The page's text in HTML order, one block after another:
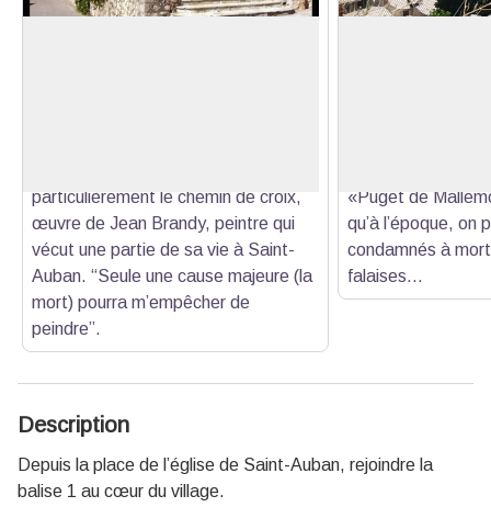
particulièrement le chemin de croix,
œuvre de Jean Brandy, peintre qui
vécut une partie de sa vie à Saint-
Auban. “Seule une cause majeure (la
mort) pourra m’empêcher de
peindre”.
«Puget de
qu’à l’époque, on
condamnés à
falaises…
Description
Depuis la place de l’église de Saint-Auban, rejoindre la
balise 1 au cœur du village.